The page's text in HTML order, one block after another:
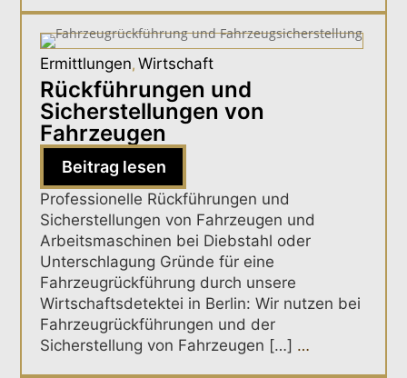
Ermittlungen,Wirtschaft
Rückführungen und
Sicherstellungen von
Fahrzeugen
Beitrag lesen
Professionelle Rückführungen und
Sicherstellungen von Fahrzeugen und
Arbeitsmaschinen bei Diebstahl oder
Unterschlagung Gründe für eine
Fahrzeugrückführung durch unsere
Wirtschaftsdetektei in Berlin: Wir nutzen bei
Fahrzeugrückführungen und der
Sicherstellung von Fahrzeugen […] …